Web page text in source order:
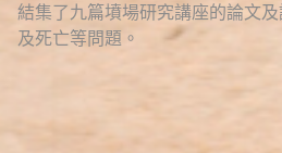
結集了九篇墳場研究講座的論文
及死亡等問題。